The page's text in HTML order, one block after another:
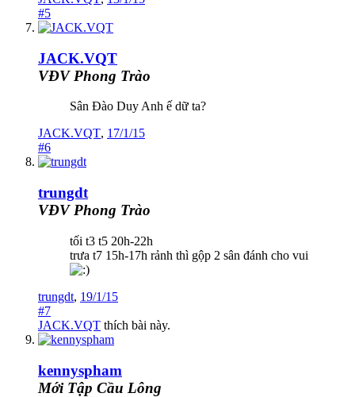
#5
JACK.VQT
VĐV Phong Trào
Sân Đào Duy Anh ế dữ ta?
JACK.VQT, 17/1/15
#6
trungdt
VĐV Phong Trào
tối t3 t5 20h-22h
trưa t7 15h-17h rảnh thì gộp 2 sân đánh cho vui
trungdt, 19/1/15
#7
JACK.VQT thích bài này.
kennyspham
Mới Tập Cầu Lông